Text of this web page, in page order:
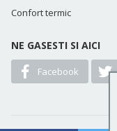
Confort termic
NE GASESTI SI AICI
Facebook